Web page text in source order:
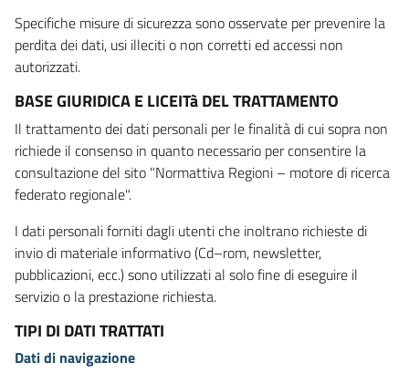
Specifiche misure di sicurezza sono osservate per prevenire la
perdita dei dati, usi illeciti o non corretti ed accessi non
autorizzati.
BASE GIURIDICA E LICEITà DEL TRATTAMENTO
Il trattamento dei dati personali per le finalità di cui sopra non
richiede il consenso in quanto necessario per consentire la
consultazione del sito "Normattiva Regioni – motore di ricerca
federato regionale".
I dati personali forniti dagli utenti che inoltrano richieste di
invio di materiale informativo (Cd–rom, newsletter,
pubblicazioni, ecc.) sono utilizzati al solo fine di eseguire il
servizio o la prestazione richiesta.
TIPI DI DATI TRATTATI
Dati di navigazione